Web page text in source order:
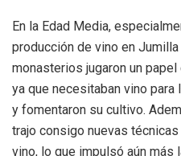
En la Edad Media,
producción de vino en
monasterios jugaron un
ya que necesitaban vino
y fomentaron su cultivo.
trajo consigo nuevas
vino, lo que impulsó aún más